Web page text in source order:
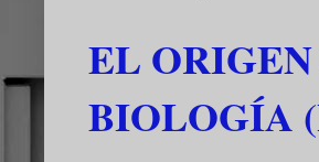
EL
BIOLOGÍA